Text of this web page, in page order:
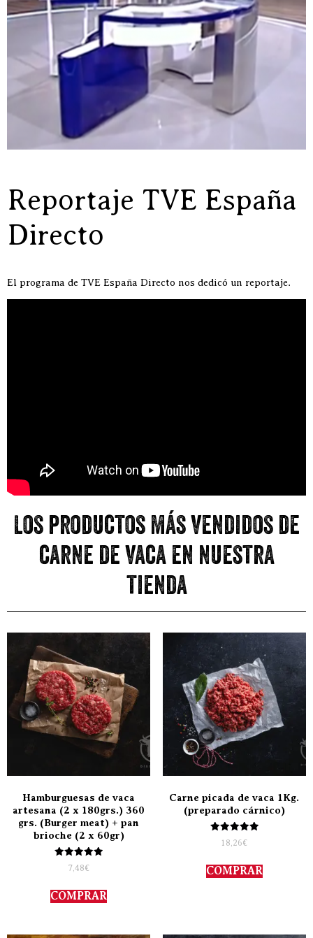
Reportaje TVE España
Directo
El programa de TVE España Directo nos dedicó un reportaje.
Los productos más vendidos de
carne de vaca en nuestra
tienda
Hamburguesas de vaca
artesana (2 x 180grs.) 360
grs. (Burger meat) + pan
brioche (2 x 60gr)
Valorado
con
de 5
7,48€
COMPRAR
Carne picada de vaca 1Kg.
(preparado cárnico)
Valorado
con
de 5
18,26€
COMPRAR